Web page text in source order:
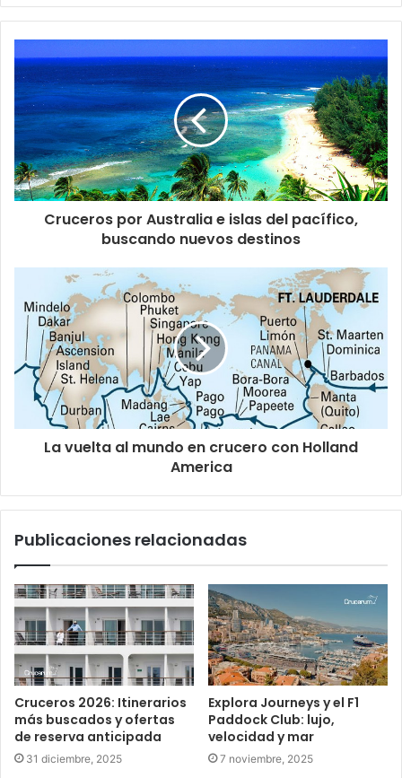
Cruceros por Australia e islas del pacífico,
buscando nuevos destinos
La vuelta al mundo en crucero con Holland
America
Publicaciones relacionadas
Cruceros 2026: Itinerarios
más buscados y ofertas
de reserva anticipada
31 diciembre, 2025
Explora Journeys y el F1
Paddock Club: lujo,
velocidad y mar
7 noviembre, 2025